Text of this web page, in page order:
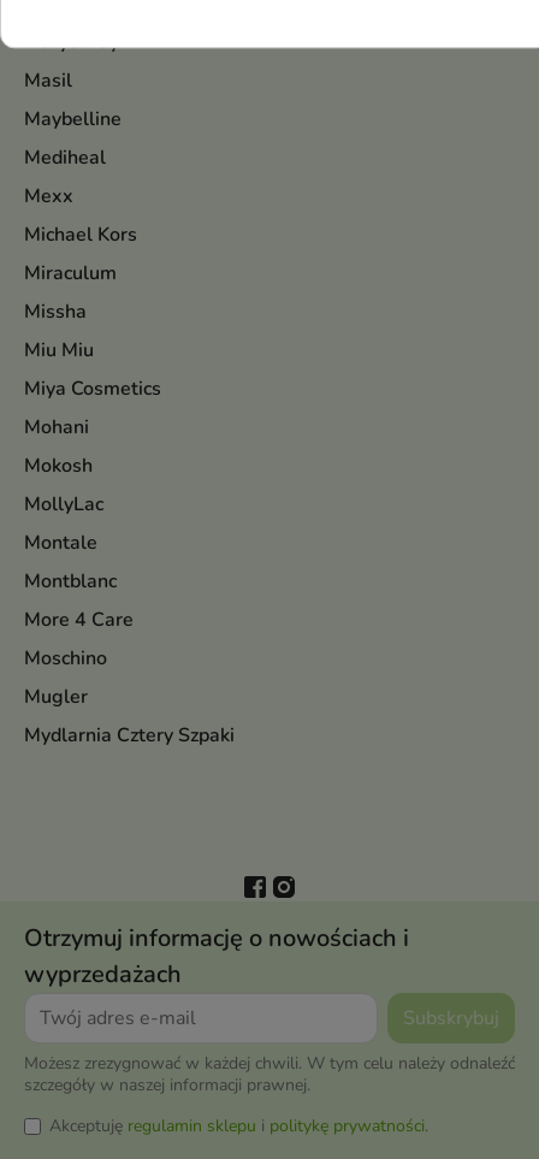
Mary&May
Masil
Maybelline
Mediheal
Mexx
Michael Kors
Miraculum
Missha
Miu Miu
Miya Cosmetics
Mohani
Mokosh
MollyLac
Montale
Montblanc
More 4 Care
Moschino
Mugler
Mydlarnia Cztery Szpaki
Otrzymuj informację o nowościach i
wyprzedażach
Możesz zrezygnować w każdej chwili. W tym celu należy odnaleźć
szczegóły w naszej informacji prawnej.
Akceptuję regulamin sklepu i politykę prywatności.